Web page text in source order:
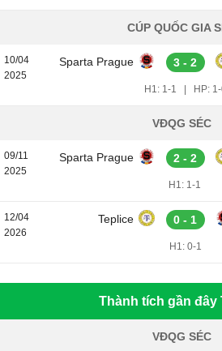
CÚP QUỐC GIA
10/04
2025
Sparta Prague 3 - 2
H1: 1-1 HP:
VĐQG SÉC
09/11
2025
Sparta Prague 2 - 2
H1: 1-1
12/04
2026
Teplice 0 - 1
H1: 0-1
Thành tích gần đây
VĐQG SÉC